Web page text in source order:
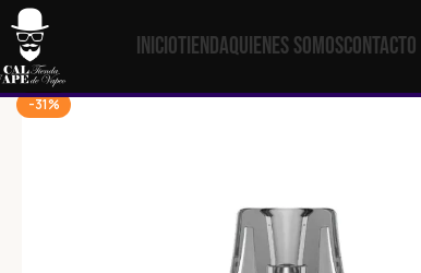
InicioTiendaQuienes SomosContacto
-31%